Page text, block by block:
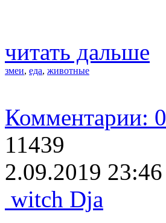
читать дальше
змеи, еда, животные
Комментарии: 0
11439
2.09.2019 23:46
witch Dja